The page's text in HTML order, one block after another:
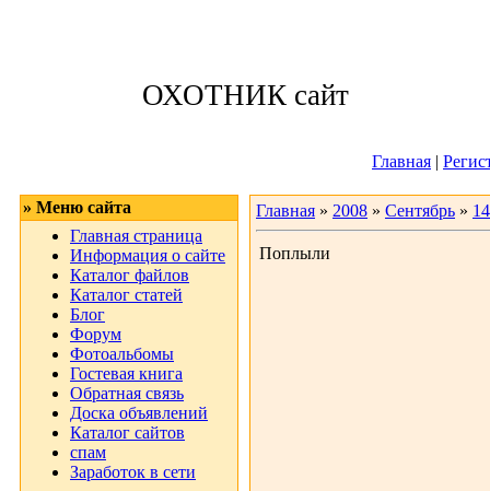
ОХОТНИК сайт
Главная |
» Меню сайта
Главная страница
Информация о сайте
Каталог файлов
Каталог статей
Блог
Форум
Фотоальбомы
Гостевая книга
Обратная связь
Доска объявлений
Каталог сайтов
спам
Заработок в сети
Главная » 2008 » Сентябрь » 14
Поплыли